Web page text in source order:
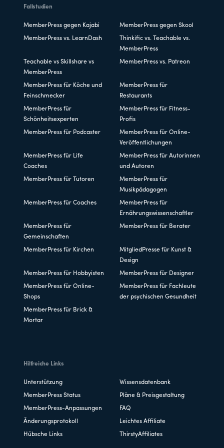
Fallstudien
MemberPress gegen Kajabi MemberPress gegen Skool
MemberPress vs. LearnDash
Thinkific vs. Teachable vs.
MemberPress
Teachable vs Skillshare vs
MemberPress
MemberPress vs. Patreon
MemberPress für Köche und
Feinschmecker
MemberPress für
Restaurants
MemberPress für
Schönheitsexperten
MemberPress für Fitness-
Profis
MemberPress für Podcaster
MemberPress für Online-
Veröffentlichungen
MemberPress für Life
Coaches
MemberPress für Autorinnen
und Autoren
MemberPress für Tutoren
MemberPress für
Musikpädagogen
MemberPress für Coaches
MemberPress für
Ernährungswissenschaftler
MemberPress für
Gemeinschaften
MemberPress für Berater
MemberPress für Kirchen
MitgliedPresse für Kunst &
Design
MemberPress für Hobbyisten MemberPress für Designer
MemberPress für Online-
Shops
MemberPress für Fachleute
der psychischen Gesundheit
MemberPress für Brick &
Mortar
Hilfreiche Links
Unterstützung Wissensdatenbank
MemberPress Status Pläne & Preisgestaltung
MemberPress-Anpassungen FAQ
Änderungsprotokoll Leichtes Affiliate
Hübsche Links ThirstyAffiliates